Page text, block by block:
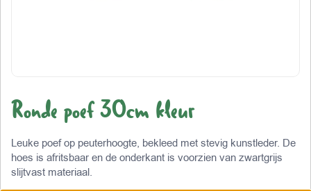
Ronde poef 30cm kleur
Leuke poef op peuterhoogte, bekleed met stevig kunstleder. De
hoes is afritsbaar en de onderkant is voorzien van zwartgrijs
slijtvast materiaal.